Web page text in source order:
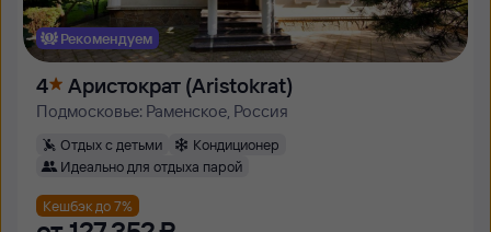
Рекомендуем
4 Аристократ (Aristokrat)
Подмосковье: Раменское, Россия
Отдых с детьми
Кондиционер
Идеально для отдыха парой
Кешбэк до 7%